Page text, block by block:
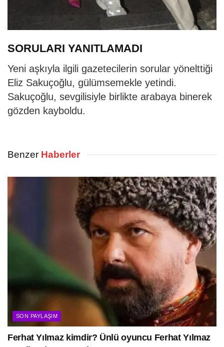
SORULARI YANITLAMADI
Yeni aşkıyla ilgili gazetecilerin sorular yönelttiği
Eliz Sakuçoğlu, gülümsemekle yetindi.
Sakuçoğlu, sevgilisiyle birlikte arabaya binerek
gözden kayboldu.
Benzer Haberler
SON PAYLAŞIM
Ferhat Yılmaz kimdir? Ünlü oyuncu Ferhat Yılmaz